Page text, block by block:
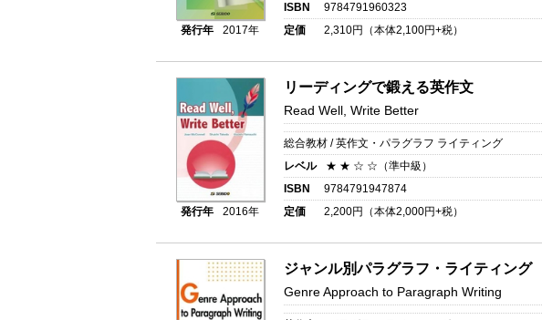
発行年 2017年
ISBN
9784791960323
定価
2,310円（本体2,100円+税）
発行年 2016年
リーディングで鍛える英作文
Read Well, Write Better
総合教材 / 英作文・パラグラフ ライティング
レベル
★ ★ ☆ ☆（準中級）
ISBN
9784791947874
定価
2,200円（本体2,000円+税）
ジャンル別パラグラフ・ライティング
Genre Approach to Paragraph Writing